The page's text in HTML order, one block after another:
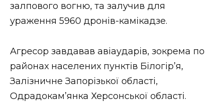
ВІДЕО
залпового вогню, та залучив для
ураження 5960 дронів-камікадзе.
Агресор завдавав авіаударів, зокрема по
районах населених пунктів Білогір’я,
Залізничне Запорізької області,
Одрадокам’янка Херсонської області.